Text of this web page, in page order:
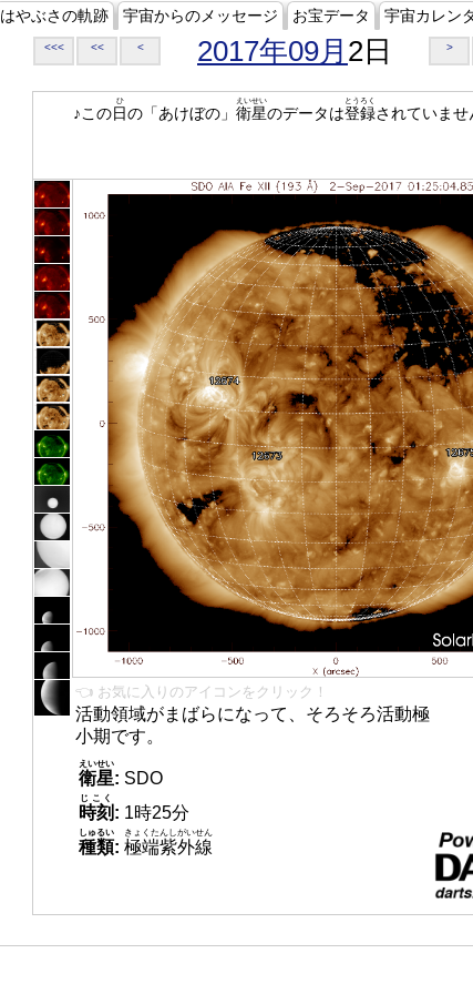
はやぶさの軌跡 宇宙からのメッセージ お宝データ 宇宙カレン
<<< << < 2017年09月 2日 >
♪この日
ひ
の「あけぼの」 衛星
えいせい
のデータは登録
とうろく
されていませ
👈 お気に入りのアイコンをクリック！
活動領域がまばらになって、そろそろ活動極
小期です。
衛星
えいせい
: SDO
時刻
じこく
: 1時25分
種類
しゅるい
: 極端紫外線
きょくたんしがいせん